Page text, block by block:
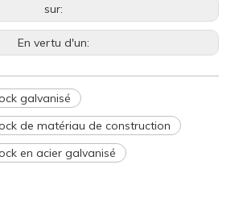
sur:
En vertu d'un:
galvanisé
de matériau de construction
en acier galvanisé